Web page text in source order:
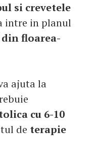
si crevetele
intre in planul
floarea-
ajuta la
cu 6-10
de terapie